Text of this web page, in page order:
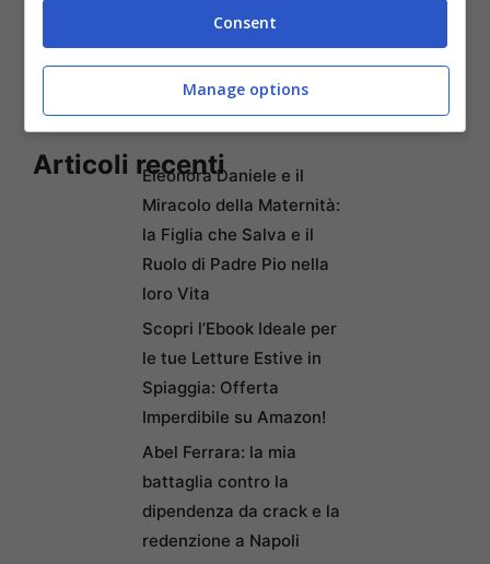
<< 1 2
Articoli recentiEleonora Daniele e il
Miracolo della Maternità:
la Figlia che Salva e il
Ruolo di Padre Pio nella
loro Vita
Scopri l’Ebook Ideale per
le tue Letture Estive in
Spiaggia: Offerta
Imperdibile su Amazon!
Abel Ferrara: la mia
battaglia contro la
dipendenza da crack e la
redenzione a Napoli
Consent
Manage options